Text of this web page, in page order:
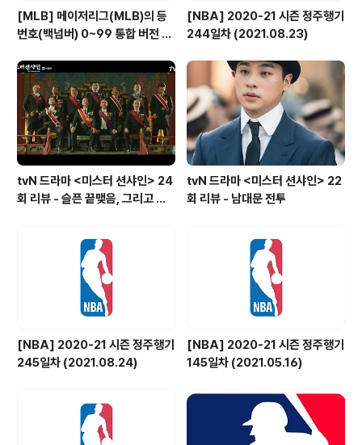
[MLB] 메이저리그(MLB)의 등
번호(백넘버) 0~99 통합 버전 (2
[NBA] 2020-21 시즌 정주행기
244일차 (2021.08.23)
tvN 드라마 <미스터 션샤인> 24
회 리뷰 - 슬픈 끝맺음, 그리고 희
tvN 드라마 <미스터 션샤인> 22
회 리뷰 - 남대문 전투
[NBA] 2020-21 시즌 정주행기
245일차 (2021.08.24)
[NBA] 2020-21 시즌 정주행기
145일차 (2021.05.16)